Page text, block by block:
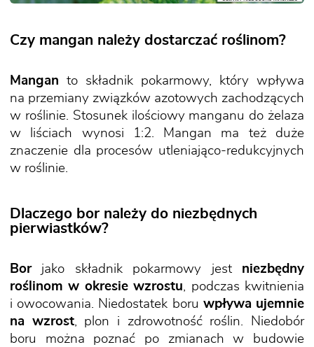
Czy mangan należy dostarczać roślinom?
Mangan to składnik pokarmowy, który wpływa
na przemiany związków azotowych zachodzących
w roślinie. Stosunek ilościowy manganu do żelaza
w liściach wynosi 1:2. Mangan ma też duże
znaczenie dla procesów utleniająco-redukcyjnych
w roślinie.
Dlaczego bor należy do niezbędnych
pierwiastków?
Borjako składnik pokarmowy jest niezbędny
roślinom w okresie wzrostu, podczas kwitnienia
i owocowania. Niedostatek boru wpływa ujemnie
na wzrost, plon i zdrowotność roślin. Niedobór
boru można poznać po zmianach w budowie